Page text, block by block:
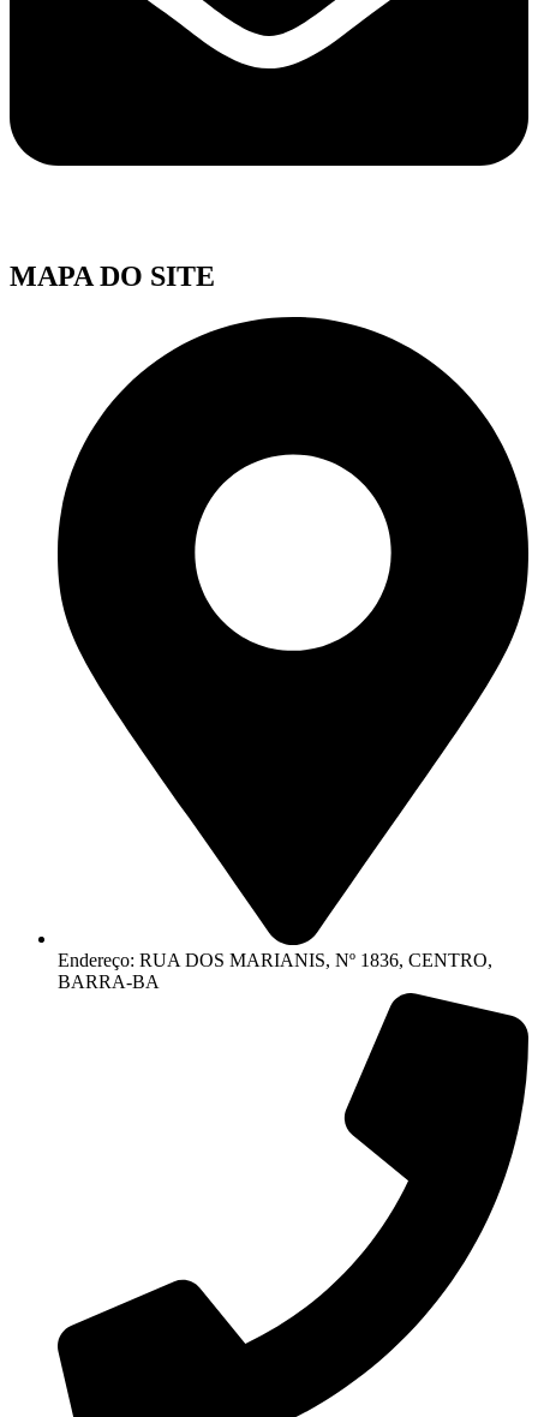
MAPA DO SITE
Endereço: RUA DOS MARIANIS, Nº 1836, CENTRO,
BARRA-BA